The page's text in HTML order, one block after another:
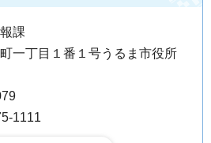
課
一丁目１番１号うるま市役所
1111